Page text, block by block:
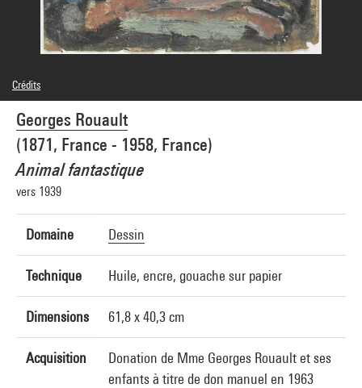
Georges Rouault
(1871, France - 1958, France)
Animal fantastique
vers 1939
Domaine Dessin
Technique Huile, encre, gouache sur papier
Dimensions 61,8 x 40,3 cm
Acquisition
Donation de Mme Georges Rouault et ses
enfants à titre de don manuel en 1963
Crédits
© Adagp, Paris
Crédit photographique : Centre Pompidou, MNAM-CCI/Philippe Migeat/Dist.
GrandPalaisRmn
Réf. image : 4N60832
Diffusion image :GrandPalaisRmnPhoto